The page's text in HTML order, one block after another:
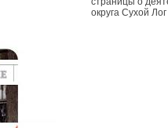
округа Сухой